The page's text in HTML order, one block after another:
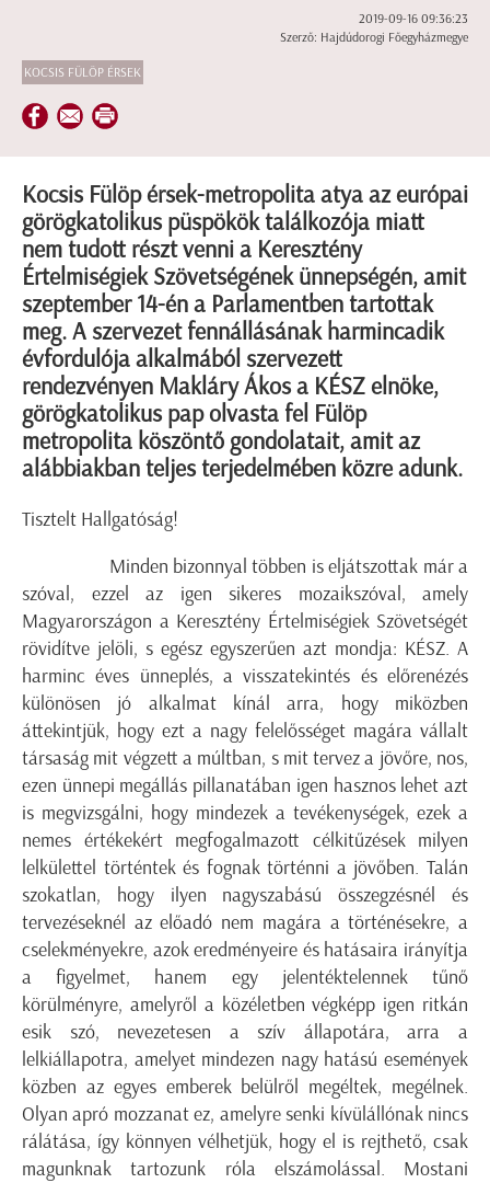
2019-09-16 09:36:23
Szerző: Hajdúdorogi Főegyházmegye
KOCSIS FÜLÖP ÉRSEK
Kocsis Fülöp érsek-metropolita atya az európai
görögkatolikus püspökök találkozója miatt
nem tudott részt venni a Keresztény
Értelmiségiek Szövetségének ünnepségén, amit
szeptember 14-én a Parlamentben tartottak
meg. A szervezet fennállásának harmincadik
évfordulója alkalmából szervezett
rendezvényen Makláry Ákos a KÉSZ elnöke,
görögkatolikus pap olvasta fel Fülöp
metropolita köszöntő gondolatait, amit az
alábbiakban teljes terjedelmében közre adunk.
Tisztelt Hallgatóság!
Minden bizonnyal többen is eljátszottak már a
szóval, ezzel az igen sikeres mozaikszóval, amely
Magyarországon a Keresztény Értelmiségiek Szövetségét
rövidítve jelöli, s egész egyszerűen azt mondja: KÉSZ. A
harminc éves ünneplés, a visszatekintés és előrenézés
különösen jó alkalmat kínál arra, hogy miközben
áttekintjük, hogy ezt a nagy felelősséget magára vállalt
társaság mit végzett a múltban, s mit tervez a jövőre, nos,
ezen ünnepi megállás pillanatában igen hasznos lehet azt
is megvizsgálni, hogy mindezek a tevékenységek, ezek a
nemes értékekért megfogalmazott célkitűzések milyen
lelkülettel történtek és fognak történni a jövőben. Talán
szokatlan, hogy ilyen nagyszabású összegzésnél és
tervezéseknél az előadó nem magára a történésekre, a
cselekményekre, azok eredményeire és hatásaira irányítja
a figyelmet, hanem egy jelentéktelennek tűnő
körülményre, amelyről a közéletben végképp igen ritkán
esik szó, nevezetesen a szív állapotára, arra a
lelkiállapotra, amelyet mindezen nagy hatású események
közben az egyes emberek belülről megéltek, megélnek.
Olyan apró mozzanat ez, amelyre senki kívülállónak nincs
rálátása, így könnyen vélhetjük, hogy el is rejthető, csak
magunknak tartozunk róla elszámolással. Mostani